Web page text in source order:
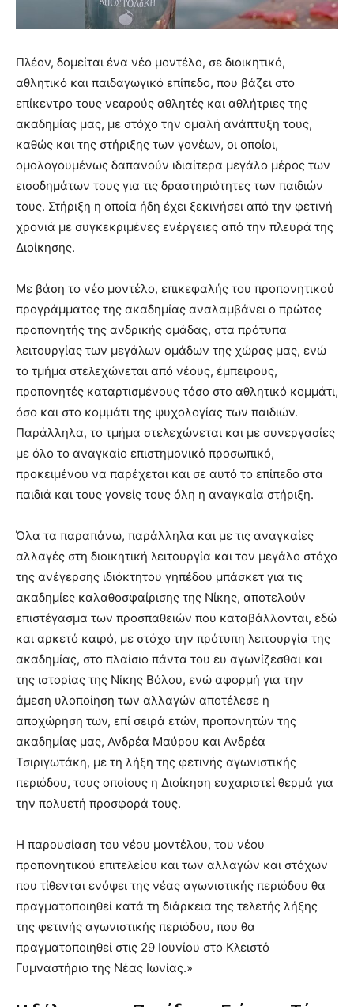
Πλέον, δομείται ένα νέο μοντέλο, σε διοικητικό,
αθλητικό και παιδαγωγικό επίπεδο, που βάζει στο
επίκεντρο τους νεαρούς αθλητές και αθλήτριες της
ακαδημίας μας, με στόχο την ομαλή ανάπτυξη τους,
καθώς και της στήριξης των γονέων, οι οποίοι,
ομολογουμένως δαπανούν ιδιαίτερα μεγάλο μέρος των
εισοδημάτων τους για τις δραστηριότητες των παιδιών
τους. Στήριξη η οποία ήδη έχει ξεκινήσει από την φετινή
χρονιά με συγκεκριμένες ενέργειες από την πλευρά της
Διοίκησης.
Με βάση το νέο μοντέλο, επικεφαλής του προπονητικού
προγράμματος της ακαδημίας αναλαμβάνει ο πρώτος
προπονητής της ανδρικής ομάδας, στα πρότυπα
λειτουργίας των μεγάλων ομάδων της χώρας μας, ενώ
το τμήμα στελεχώνεται από νέους, έμπειρους,
προπονητές καταρτισμένους τόσο στο αθλητικό κομμάτι,
όσο και στο κομμάτι της ψυχολογίας των παιδιών.
Παράλληλα, το τμήμα στελεχώνεται και με συνεργασίες
με όλο το αναγκαίο επιστημονικό προσωπικό,
προκειμένου να παρέχεται και σε αυτό το επίπεδο στα
παιδιά και τους γονείς τους όλη η αναγκαία στήριξη.
Όλα τα παραπάνω, παράλληλα και με τις αναγκαίες
αλλαγές στη διοικητική λειτουργία και τον μεγάλο στόχο
της ανέγερσης ιδιόκτητου γηπέδου μπάσκετ για τις
ακαδημίες καλαθοσφαίρισης της Νίκης, αποτελούν
επιστέγασμα των προσπαθειών που καταβάλλονται, εδώ
και αρκετό καιρό, με στόχο την πρότυπη λειτουργία της
ακαδημίας, στο πλαίσιο πάντα του ευ αγωνίζεσθαι και
της ιστορίας της Νίκης Βόλου, ενώ αφορμή για την
άμεση υλοποίηση των αλλαγών αποτέλεσε η
αποχώρηση των, επί σειρά ετών, προπονητών της
ακαδημίας μας, Ανδρέα Μαύρου και Ανδρέα
Τσιριγωτάκη, με τη λήξη της φετινής αγωνιστικής
περιόδου, τους οποίους η Διοίκηση ευχαριστεί θερμά για
την πολυετή προσφορά τους.
Η παρουσίαση του νέου μοντέλου, του νέου
προπονητικού επιτελείου και των αλλαγών και στόχων
που τίθενται ενόψει της νέας αγωνιστικής περιόδου θα
πραγματοποιηθεί κατά τη διάρκεια της τελετής λήξης
της φετινής αγωνιστικής περιόδου, που θα
πραγματοποιηθεί στις 29 Ιουνίου στο Κλειστό
Γυμναστήριο της Νέας Ιωνίας.»